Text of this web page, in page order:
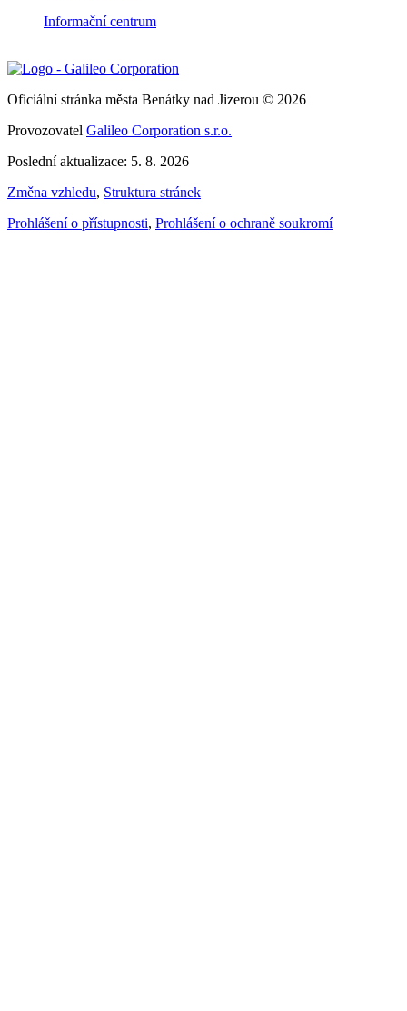
Informační centrum
Oficiální stránka města Benátky nad Jizerou © 2026
Provozovatel Galileo Corporation s.r.o.
Poslední aktualizace: 5. 8. 2026
Změna vzhledu, Struktura stránek
Prohlášení o přístupnosti, Prohlášení o ochraně soukromí